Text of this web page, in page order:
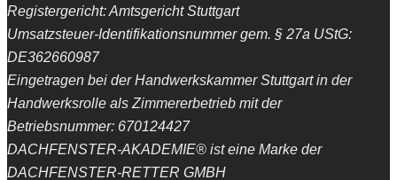
Registergericht: Amtsgericht Stuttgart
Umsatzsteuer-Identifikationsnummer gem. § 27a UStG:
DE362660987
Eingetragen bei der Handwerkskammer Stuttgart in der
Handwerksrolle als Zimmererbetrieb mit der
Betriebsnummer: 670124427
DACHFENSTER-AKADEMIE® ist eine Marke der
DACHFENSTER-RETTER GMBH